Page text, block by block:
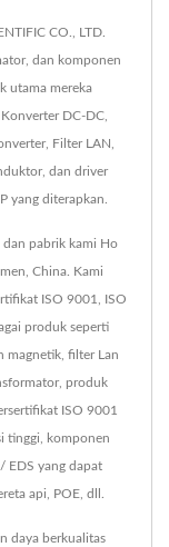
CO., LTD.
dan komponen
utama mereka
DC-DC,
Filter LAN,
dan driver
yang diterapkan.
dan pabrik kami Ho
China. Kami
ISO 9001, ISO
produk seperti
magnetik, filter Lan
produk
ISO 9001
tinggi, komponen
EDS yang dapat
api, POE, dll.
daya berkualitas